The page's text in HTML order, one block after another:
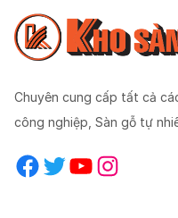
Chuyên cung cấp tất cả
công nghiệp, Sàn gỗ tự
Facebook Twitter YouTube Instagram